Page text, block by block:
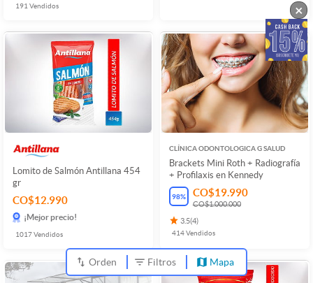
191 Vendidos
Lomito de Salmón Antillana 454
gr
CO$12.990
¡Mejor precio!
1017Vendidos
CLÍNICA ODONTOLOGICA G SALUD
Brackets Mini Roth + Radiografía
+ Profilaxis en Kennedy
98% CO$19.990
CO$1.000.000
3.5(4)
414Vendidos
Orden Filtros Mapa
×